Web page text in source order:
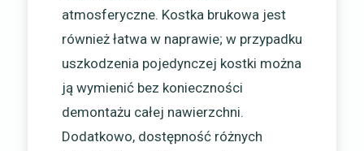
atmosferyczne. Kostka brukowa jest
również łatwa w naprawie; w przypadku
uszkodzenia pojedynczej kostki można
ją wymienić bez konieczności
demontażu całej nawierzchni.
Dodatkowo, dostępność różnych